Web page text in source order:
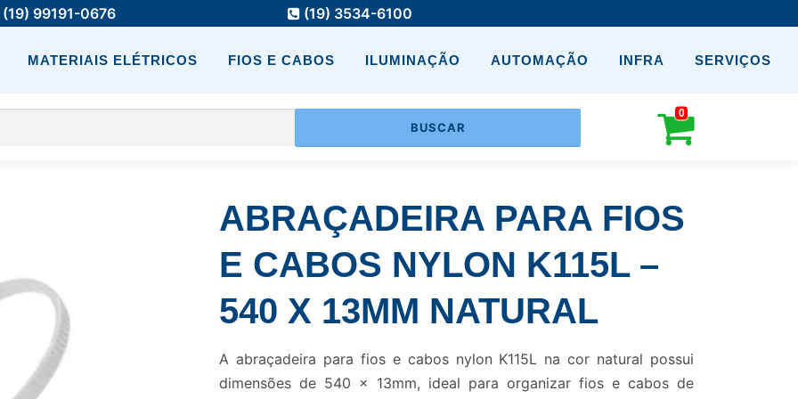
(19) 99191-0676 (19) 3534-6100
MATERIAIS ELÉTRICOS FIOS E CABOS ILUMINAÇÃO AUTOMAÇÃO INFRA SERVIÇOS
0
ABRAÇADEIRA PARA FIOS
E CABOS NYLON K115L –
540 X 13MM NATURAL
A abraçadeira para fios e cabos nylon K115L na cor natural possui
dimensões de 540 x 13mm, ideal para organizar fios e cabos de